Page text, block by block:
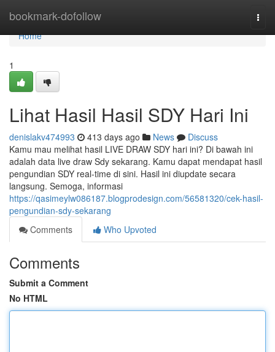
bookmark-dofollow
Home
Home
1
Lihat Hasil Hasil SDY Hari Ini
denislakv474993 413 days ago News
Discuss
Kamu mau melihat hasil LIVE DRAW SDY hari ini? Di bawah ini
adalah data live draw Sdy sekarang. Kamu dapat mendapat hasil
pengundian SDY real-time di sini. Hasil ini diupdate secara
langsung. Semoga, informasi
https://qasimeylw086187.blogprodesign.com/56581320/cek-hasil-
pengundian-sdy-sekarang
Comments
Who Upvoted
Comments
Submit a Comment
No HTML